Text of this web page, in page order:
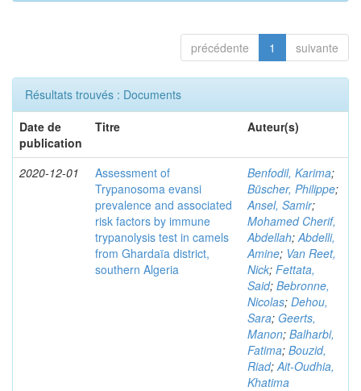
précédente 1 suivante
Résultats trouvés : Documents
Date de
publication
Titre Auteur(s)
2020-12-01
Assessment of
Trypanosoma evansi
prevalence and associated
risk factors by immune
trypanolysis test in camels
from Ghardaïa district,
southern Algeria
Benfodil, Karima;
Büscher, Philippe;
Ansel, Samir;
Mohamed Cherif,
Abdellah;Abdelli,
Amine; Van Reet,
Nick; Fettata,
Said; Bebronne,
Nicolas; Dehou,
Sara; Geerts,
Manon; Balharbi,
Fatima; Bouzid,
Riad;Ait-Oudhia,
Khatima